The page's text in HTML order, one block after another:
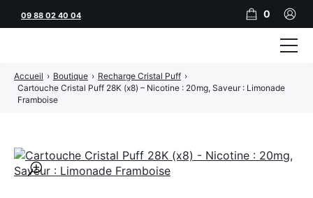
🔍
Accueil › Boutique › Recharge Cristal Puff ›
Cartouche Cristal Puff 28K (x8) – Nicotine : 20mg, Saveur : Limonade
Framboise
09 88 02 40 04 0
Tubeuses
Filtres